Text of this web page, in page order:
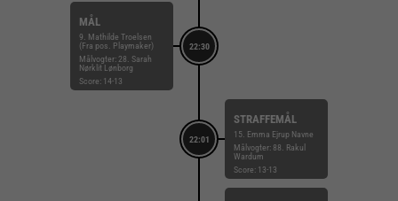
22:30
MÅL
9. Mathilde Troelsen
(Fra pos. Playmaker)
Målvogter: 28. Sarah
Nørklit Lønborg
Score: 14-13
22:01
STRAFFEMÅL
15. Emma Ejrup Navne
Målvogter: 88. Rakul
Wardum
Score: 13-13